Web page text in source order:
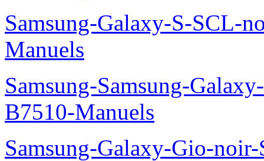
Samsung-Galaxy-S-SCL-
Manuels
Samsung-Samsung-
B7510-Manuels
Samsung-Galaxy-Gio-